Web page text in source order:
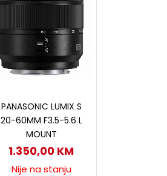
PANASONIC LUMIX S
20-60MM F3.5-5.6 L
MOUNT
1.350,00 KM
Nije na stanju